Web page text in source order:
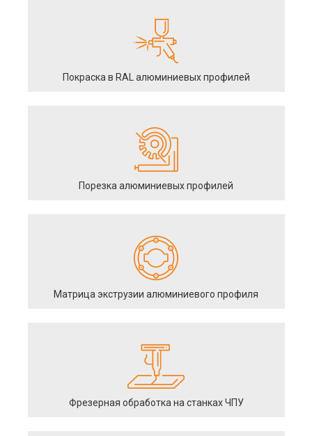
Покраска в RAL алюминиевых профилей
Порезка алюминиевых профилей
Матрица экструзии алюминиевого профиля
Фрезерная обработка на станках ЧПУ